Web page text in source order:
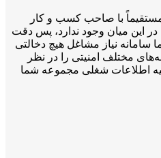
با صاحب کسب و کار
این میان وجود ندارد، پس دقت
نیاز مشاغل هیچ دخالتی
مختلف امنیتی را در نظر
اطلاعات شغلی مجموعه شما